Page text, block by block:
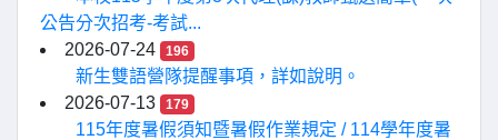
公告分次招考-考試...
2026-07-24
196
新生雙語營隊提醒事項，詳如說明。
2026-07-13
179
115年度暑假須知暨暑假作業規定 / 114學年度暑